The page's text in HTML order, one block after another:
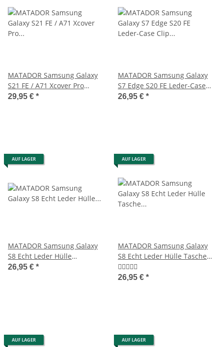
MATADOR Samsung Galaxy
S21 FE / A71 Xcover Pro
Leder-Hülle Schwarz
29,95 € *
MATADOR Samsung Galaxy
S7 Edge S20 FE Leder-Case
Clip Schwarz
26,95 € *
AUF LAGER
MATADOR Samsung Galaxy
S8 Echt Leder Hülle
Schutzhülle Magnet Braun
26,95 € *
AUF LAGER
MATADOR Samsung Galaxy
S8 Echt Leder Hülle Tasche
Quer Braun
26,95 € *
AUF LAGER AUF LAGER